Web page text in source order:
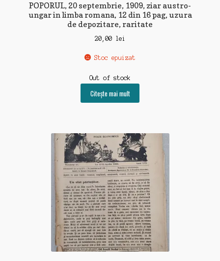
POPORUL, 20 septembrie, 1909, ziar austro-
ungar in limba romana, 12 din 16 pag, uzura
de depozitare, raritate
20,00 lei
Stoc epuizat
Out of stock
Citește mai mult